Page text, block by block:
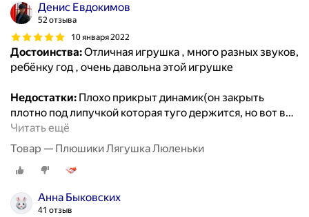
Денис Евдокимов
52 отзыва
10 января 2022
Достоинства:Отличная игрушка , много разных звуков,
ребёнку год , очень давольна этой игрушке
Недостатки: Плохо прикрыт динамик(он закрыть
плотно под липучкой которая туго держится, но вот в…
Читать ещё
Товар — Плюшики Лягушка Люленьки
Анна Быковских
41 отзыв